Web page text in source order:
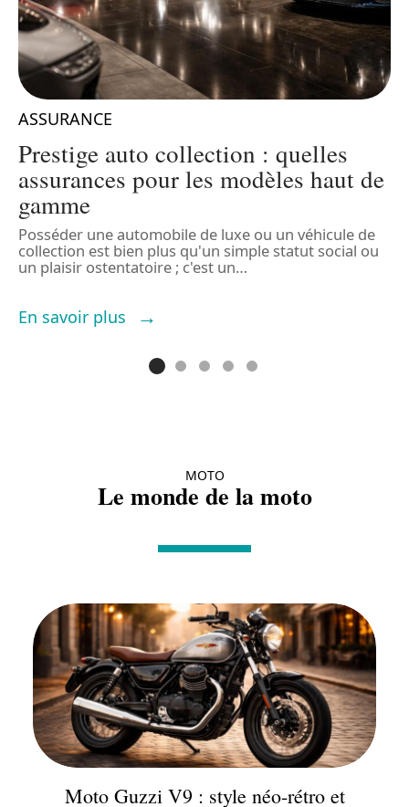
ASSURANCE
Prestige auto collection : quelles
assurances pour les modèles haut de
gamme
Posséder une automobile de luxe ou un véhicule de
collection est bien plus qu'un simple statut social ou
un plaisir ostentatoire ; c'est un…
En savoir plus
MOTO
Le monde de la moto
Moto Guzzi V9 : style néo-rétro et